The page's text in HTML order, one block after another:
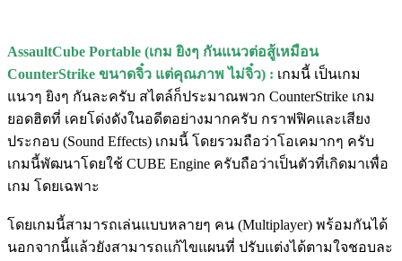
AssaultCube Portable (เกม ยิงๆ กันแนวต่อสู้เหมือน
CounterStrike ขนาดจิ๋ว แต่คุณภาพ ไม่จิ๋ว) : เกมนี้ เป็นเกม
แนวๆ ยิงๆ กันละครับ สไตล์ก็ประมาณพวก CounterStrike เกม
ยอดฮิตที่ เคยโด่งดังในอดีตอย่างมากครับ กราฟฟิคและเสียง
ประกอบ (Sound Effects) เกมนี้ โดยรวมถือว่าโอเคมากๆ ครับ
เกมนี้พัฒนาโดยใช้ CUBE Engine ครับถือว่าเป็นตัวที่เกิดมาเพื่อ
เกม โดยเฉพาะ
โดยเกมนี้สามารถเล่นแบบหลายๆ คน (Multiplayer) พร้อมกันได้
นอกจากนี้แล้วยังสามารถแก้ไขแผนที่ ปรับแต่งได้ตามใจชอบละ